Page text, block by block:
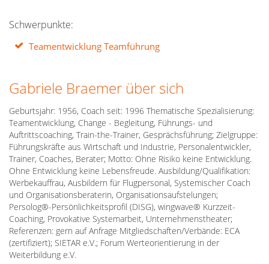
Schwerpunkte:
Teamentwicklung Teamführung
Gabriele Braemer über sich
Geburtsjahr: 1956, Coach seit: 1996 Thematische Spezialisierung:
Teamentwicklung, Change - Begleitung, Führungs- und
Auftrittscoaching, Train-the-Trainer, Gesprächsführung; Zielgruppe:
Führungskräfte aus Wirtschaft und Industrie, Personalentwickler,
Trainer, Coaches, Berater; Motto: Ohne Risiko keine Entwicklung.
Ohne Entwicklung keine Lebensfreude. Ausbildung/Qualifikation:
Werbekauffrau, Ausbildern für Flugpersonal, Systemischer Coach
und Organisationsberaterin, Organisationsaufstelungen;
Persolog®-Persönlichkeitsprofil (DISG), wingwave® Kurzzeit-
Coaching, Provokative Systemarbeit, Unternehmenstheater;
Referenzen: gern auf Anfrage Mitgliedschaften/Verbände: ECA
(zertifiziert); SIETAR e.V.; Forum Werteorientierung in der
Weiterbildung e.V.